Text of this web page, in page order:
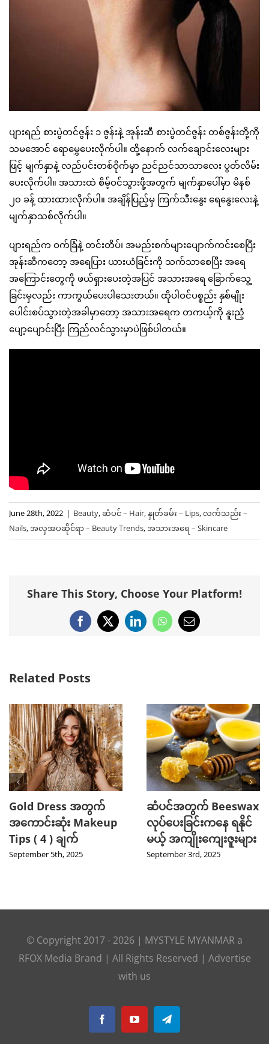
ပျားရည် စားပွဲတင်ဇွန်း ၁ ဇွန်းနဲ့ အုန်းဆီ စားပွဲတင်ဇွန်း တစ်ဇွန်းတို့ကို
သမအောင် ရောမွှေပေးလိုက်ပါ။ ထို့နောက် လက်ချောင်းလေးများ
ဖြင့် မျက်နှာနဲ့ လည်ပင်းတစ်ဝိုက်မှာ ညင်ညင်သာသာလေး ပွတ်လိမ်း
ပေးလိုက်ပါ။ အသားထဲ စိမ့်ဝင်သွားဖို့အတွက် မျက်နှာပေါ်မှာ မိနစ်
၂၀ ခန့် ထားထားလိုက်ပါ။ အချိန်ပြည့်မှ ကြက်သီးနွေး ရေနွေးလေးနဲ့
မျက်နှာသစ်လိုက်ပါ။
ပျားရည်က ဝက်ခြံနဲ့ တင်းတိပ်၊ အမည်းစက်များပျောက်ကင်းစေပြီး
အုန်းဆီကတော့ အရေပြား ယားယံခြင်းကို သက်သာစေပြီး အရေ
အကြောင်းတွေကို ဖယ်ရှားပေးတဲ့အပြင် အသားအရေ ခြောက်သွေ့
ခြင်းမှလည်း ကာကွယ်ပေးပါသေးတယ်။ ထိုပါဝင်ပစ္စည်း နှစ်မျိုး
ပေါင်းစပ်သွားတဲ့အခါမှာတော့ အသားအရေက တကယ့်ကို နူးညံ့
ပျော့ပျောင်းပြီး ကြည်လင်သွားမှာပဲဖြစ်ပါတယ်။
June 28th, 2022 | Beauty,ဆံပင် – Hair,နှုတ်ခမ်း – Lips,လက်သည်း –
Nails,အလှအပဆိုင်ရာ – Beauty Trends,အသားအရေ – Skincare
Share This Story, Choose Your Platform!
Facebook
X LinkedInWhatsApp
Email
Related Posts
Gold Dress အတွက်
အကောင်းဆုံး Makeup
Tips ( 4 ) ချက်
September 5th, 2025
ဆံပင်အတွက် Beeswax
လုပ်ပေးခြင်းကနေ ရနိုင်
မယ့် အကျိုးကျေးဇူးများ
September 3rd, 2025
© Copyright 2017 - 2026 | MYSTYLE MYANMAR a
RFOX Media Brand | All Rights Reserved | Advertise
with us
FacebookYouTubeTelegram